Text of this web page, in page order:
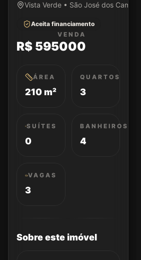
Vista Verde • São José dos
Aceita financiamento
VENDA
R$ 595000
ÁREA
210 m²
QUARTOS
3
SUÍTES
0
BANHEIROS
4
VAGAS
3
Sobre este imóvel